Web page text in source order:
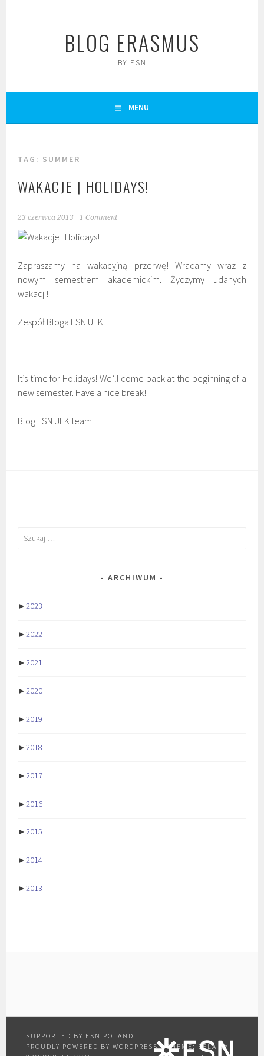
BLOG ERASMUS
BY ESN
MENU
TAG: SUMMER
WAKACJE | HOLIDAYS!
23 czerwca 2013 1 Comment
Zapraszamy na wakacyjną przerwę! Wracamy wraz z
nowym semestrem akademickim. Życzymy udanych
wakacji!
Zespół Bloga ESN UEK
—
It’s time for Holidays! We’ll come back at the beginning of a
new semester. Have a nice break!
Blog ESN UEK team
Szukaj:
ARCHIWUM
►2023
►2022
►2021
►2020
►2019
►2018
►2017
►2016
►2015
►2014
►2013
PROUDLY POWERED BY WORDPRESS |THEME: SELA BY